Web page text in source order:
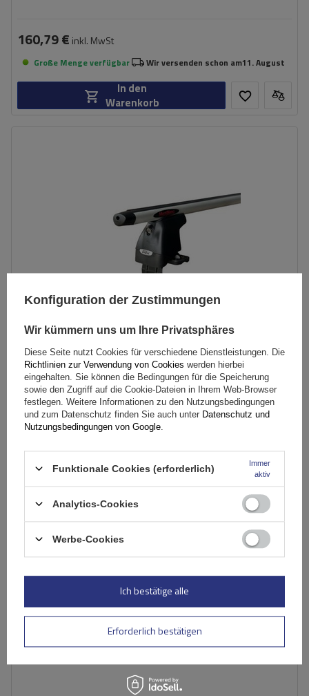
160,79 € inkl. MwSt
Große Menge verfügbar Wir versenden schon am11. August
In den
Warenkorb
Mont Blanc AMC 5002-A52 Aluminium-Dachgepäckträger
195,59 €inkl. MwSt
Große Menge verfügbar Wir versenden schon am
Warenkorb
Konfiguration der Zustimmungen
Wir kümmern uns um Ihre Privatsphäres
Diese Seite nutzt Cookies für verschiedene Dienstleistungen. Die
Richtlinien zur Verwendung von Cookies werden hierbei
eingehalten. Sie können die Bedingungen für die Speicherung
sowie den Zugriff auf die Cookie-Dateien in Ihrem Web-Browser
festlegen. Weitere Informationen zu den Nutzungsbedingungen
und zum Datenschutz finden Sie auch unter Datenschutz und
Nutzungsbedingungen von Google
Funktionale Cookies (erforderlich)
Immer
aktiv
Analytics-Cookies
Werbe-Cookies
Erforderlich bestätigen
Ich bestätige alle